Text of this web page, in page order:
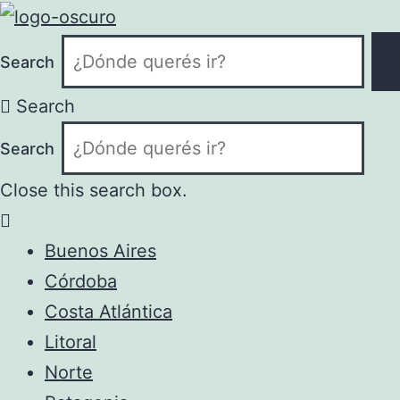
Search
Search
Search
Close this search box.
Buenos Aires
Córdoba
Costa Atlántica
Litoral
Norte